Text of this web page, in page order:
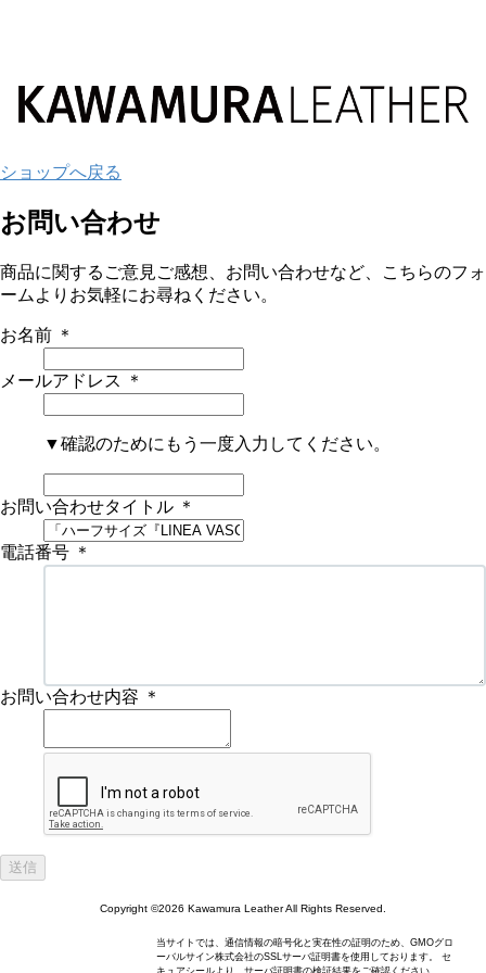
ショップへ戻る
お問い合わせ
商品に関するご意見ご感想、お問い合わせなど、こちらのフォ
ームよりお気軽にお尋ねください。
お名前 ＊
メールアドレス ＊
▼確認のためにもう一度入力してください。
お問い合わせタイトル ＊
電話番号 ＊
お問い合わせ内容 ＊
Copyright ©2026 Kawamura Leather All Rights Reserved.
当サイトでは、通信情報の暗号化と実在性の証明のため、GMOグロ
ーバルサイン株式会社のSSLサーバ証明書を使用しております。 セ